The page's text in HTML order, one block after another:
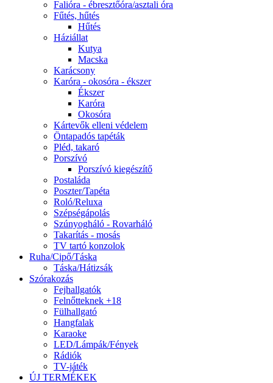
Falióra - ébresztőóra/asztali óra
Fűtés, hűtés
Hűtés
Háziállat
Kutya
Macska
Karácsony
Karóra - okosóra - ékszer
Ékszer
Karóra
Okosóra
Kártevők elleni védelem
Öntapadós tapéták
Pléd, takaró
Porszívó
Porszívó kiegészítő
Postaláda
Poszter/Tapéta
Roló/Reluxa
Szépségápolás
Szúnyogháló - Rovarháló
Takarítás - mosás
TV tartó konzolok
Ruha/Cipő/Táska
Táska/Hátizsák
Szórakozás
Fejhallgatók
Felnőtteknek +18
Fülhallgató
Hangfalak
Karaoke
LED/Lámpák/Fények
Rádiók
TV-játék
ÚJ TERMÉKEK